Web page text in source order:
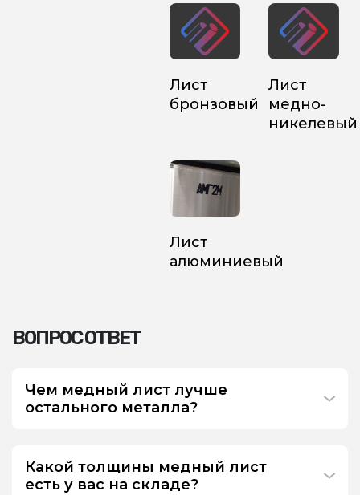
Лист
бронзовый
Лист
медно-
никелевый
Лист
алюминиевый
ВОПРОС ОТВЕТ
Чем медный лист лучше
остального металла?
Какой толщины медный лист
есть у вас на складе?